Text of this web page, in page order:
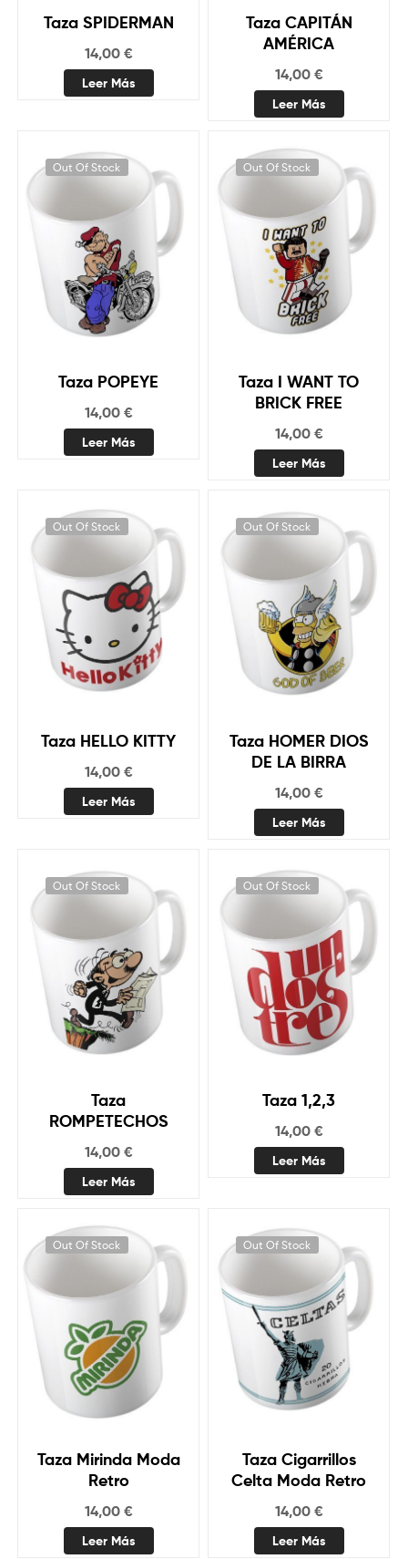
Taza SPIDERMAN
14,00 €
Leer Más
Taza CAPITÁN
AMÉRICA
14,00 €
Leer Más
Out Of Stock
Taza POPEYE
14,00 €
Leer Más
Out Of Stock
Taza I WANT TO
BRICK FREE
14,00 €
Leer Más
Out Of Stock
Taza HELLO KITTY
14,00 €
Leer Más
Out Of Stock
Taza HOMER DIOS
DE LA BIRRA
14,00 €
Leer Más
Out Of Stock
Taza
ROMPETECHOS
14,00 €
Leer Más
Out Of Stock
Taza 1,2,3
14,00 €
Leer Más
Out Of Stock
Taza Mirinda Moda
Retro
14,00 €
Leer Más
Out Of Stock
Taza Cigarrillos
Celta Moda Retro
14,00 €
Leer Más